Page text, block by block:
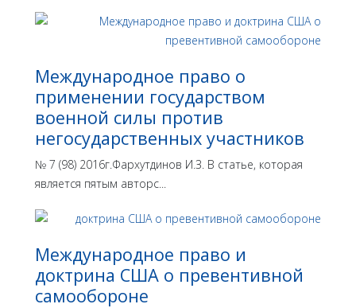
Международное право о
применении государством
военной силы против
негосударственных участников
№ 7 (98) 2016г.Фархутдинов И.З. В статье, которая
является пятым авторс...
Международное право и
доктрина США о превентивной
самообороне